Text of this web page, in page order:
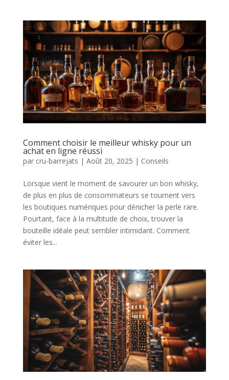
Comment choisir le meilleur whisky pour un
achat en ligne réussi
par cru-barrejats | Août 20, 2025 | Conseils
Lorsque vient le moment de savourer un bon whisky,
de plus en plus de consommateurs se tournent vers
les boutiques numériques pour dénicher la perle rare.
Pourtant, face à la multitude de choix, trouver la
bouteille idéale peut sembler intimidant. Comment
éviter les...